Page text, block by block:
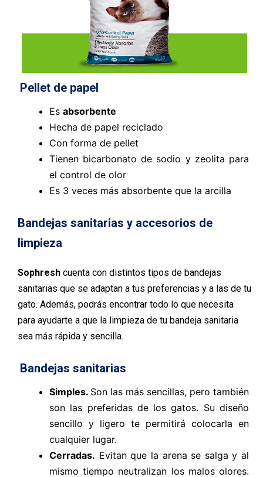
Pellet de papel
Es absorbente
Hecha de papel reciclado
Con forma de pellet
Tienen bicarbonato de sodio y zeolita para
el control de olor
Es 3 veces más absorbente que la arcilla
Bandejas sanitarias y accesorios de
limpieza
Sophresh cuenta con distintos tipos de bandejas
sanitarias que se adaptan a tus preferencias y a las de tu
gato. Además, podrás encontrar todo lo que necesita
para ayudarte a que la limpieza de tu bandeja sanitaria
sea más rápida y sencilla.
Bandejas sanitarias
Simples. Son las más sencillas, pero también
son las preferidas de los gatos. Su diseño
sencillo y ligero te permitirá colocarla en
cualquier lugar.
Cerradas. Evitan que la arena se salga y al
mismo tiempo neutralizan los malos olores.